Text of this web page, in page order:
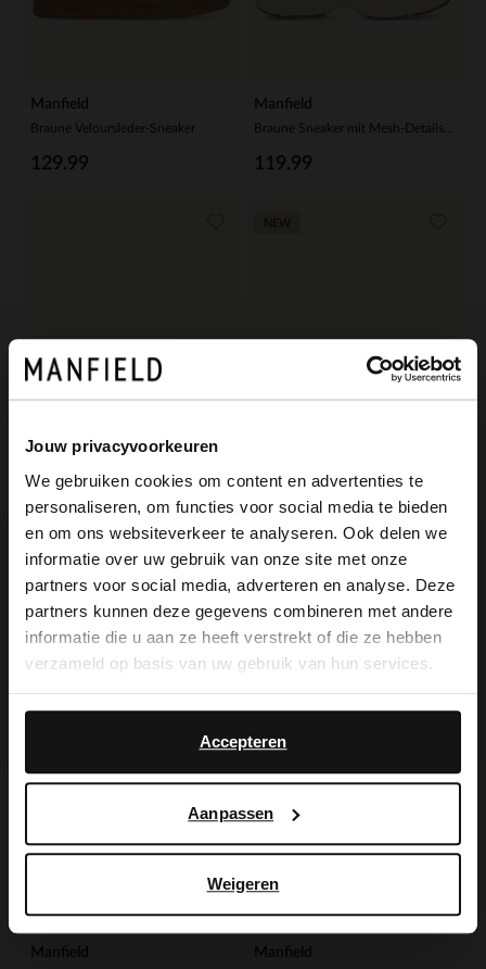
Jouw privacyvoorkeuren
We gebruiken cookies om content en advertenties te
personaliseren, om functies voor social media te bieden
en om ons websiteverkeer te analyseren. Ook delen we
informatie over uw gebruik van onze site met onze
partners voor social media, adverteren en analyse. Deze
partners kunnen deze gegevens combineren met andere
informatie die u aan ze heeft verstrekt of die ze hebben
verzameld op basis van uw gebruik van hun services.
Accepteren
Aanpassen
Weigeren
Manfield
Braune Veloursleder-Sneaker
129.99
Manfield
119.99
No Stress
119.99
No Stress
Taupefarbene Ledersneaker
119.99
Manfield
-50%
-10% EXTRA
Manfield
×
View this website in English?
It looks like your language isn't Dutch. Would
you like to switch to English?
English